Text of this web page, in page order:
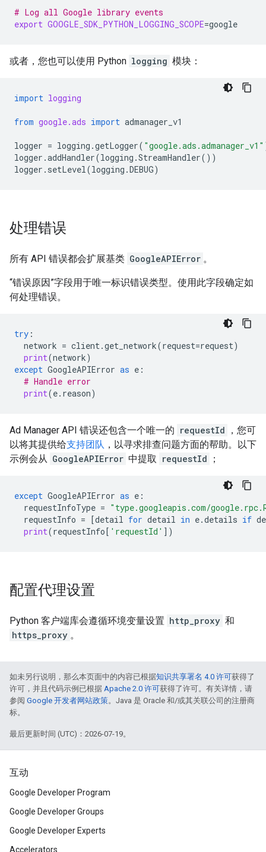
# Log all Google library events
export GOOGLE_SDK_PYTHON_LOGGING_SCOPE=
或者，您也可以使用 Python logging 模块：
import logging
from google.ads import admanager_v1
logger = logging .getLogger( "google.ads.admanager_v1"
logger .addHandler(logging .StreamHandler())
logger . setLevel(logging .DEBUG)
处理错误
所有 API 错误都会扩展基类 GoogleAPIError 。
“错误原因”字段用于唯一标识错误类型。使用此字段确定如
何处理错误。
try :
network = client.get_network(request=request)
print(network)
except GoogleAPIError as e :
# Handle error
print(e. reason)
Ad Manager API 错误还包含一个唯一的 requestId
，您可
以将其提供给支持团队 ，以寻求排查问题方面的帮助。以下
示例会从 GoogleAPIError 中提取 requestId ；
except GoogleAPIError as e :
requestInfoType = "type.googleapis.com/
requestInfo = [detail for detail in e.details if
print(requestInfo[ 'requestId' ])
配置代理设置
Python 客户端库会遵循环境变量设置 http_proxy 和
https_proxy 。
如未另行说明，那么本页面中的内容已根据知识共享署名 4.0 许可获得了
许可，并且代码示例已根据 Apache 2.0 许可获得了许可。有关详情，请
参阅 Google 开发者网站政策。Java 是 Oracle 和/或其关联公司的注册商
标。
最后更新时间 (UTC)：2026-07-19。
互动
Google Developer Program
Google Developer Groups
Google Developer Experts
Accelerators